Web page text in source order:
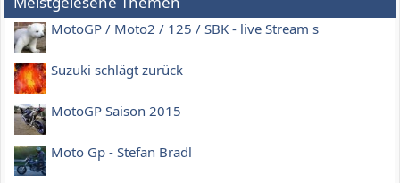
MotoGP / Moto2 / 125 / SBK - live Stream s
Suzuki schlägt zurück
MotoGP Saison 2015
Moto Gp - Stefan Bradl